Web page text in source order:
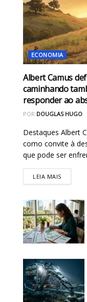
ECONOMIA
Albert Camus
caminhando
responder ao
POR DOUGLAS HUGO
Destaques Albert
como convite à
que pode ser
LEIA MAIS